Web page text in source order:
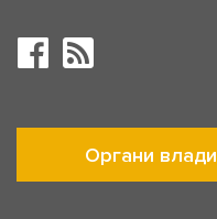
Органи влади